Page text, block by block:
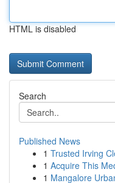
HTML is disabled
Search
Published News
1 Trusted Irving
1 Acquire This
1 Mangalore